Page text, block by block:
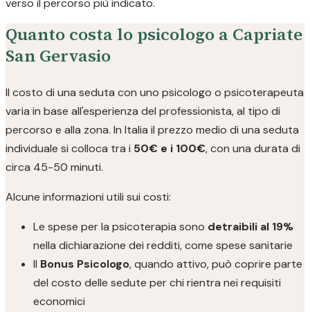
verso il percorso più indicato.
Quanto costa lo psicologo a Capriate
San Gervasio
Il costo di una seduta con uno psicologo o psicoterapeuta
varia in base all'esperienza del professionista, al tipo di
percorso e alla zona. In Italia il prezzo medio di una seduta
individuale si colloca tra i 50€ e i 100€, con una durata di
circa 45-50 minuti.
Alcune informazioni utili sui costi:
Le spese per la psicoterapia sono detraibili al 19%
nella dichiarazione dei redditi, come spese sanitarie
Il Bonus Psicologo, quando attivo, può coprire parte
del costo delle sedute per chi rientra nei requisiti
economici